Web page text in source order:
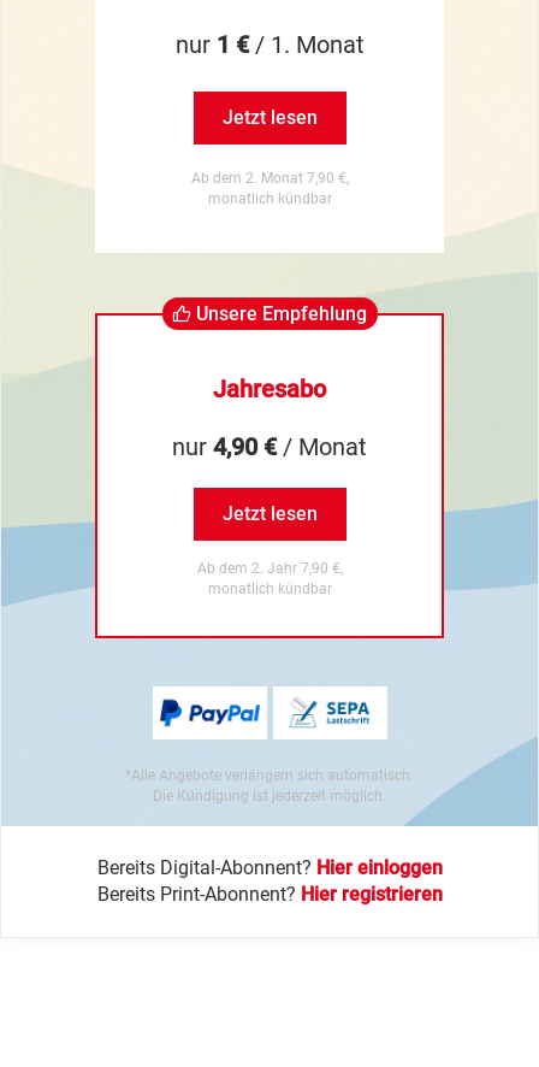
nur 1 €/ 1. Monat
Jetzt lesen
Ab dem 2. Monat 7,90 €,
monatlich kündbar
Unsere Empfehlung
Jahresabo
nur 4,90 €/ Monat
Jetzt lesen
Ab dem 2. Jahr 7,90 €,
monatlich kündbar
*Alle Angebote verlängern sich automatisch.
Die Kündigung ist jederzeit möglich.
Bereits Digital-Abonnent? Hier einloggen
Bereits Print-Abonnent? Hier registrieren